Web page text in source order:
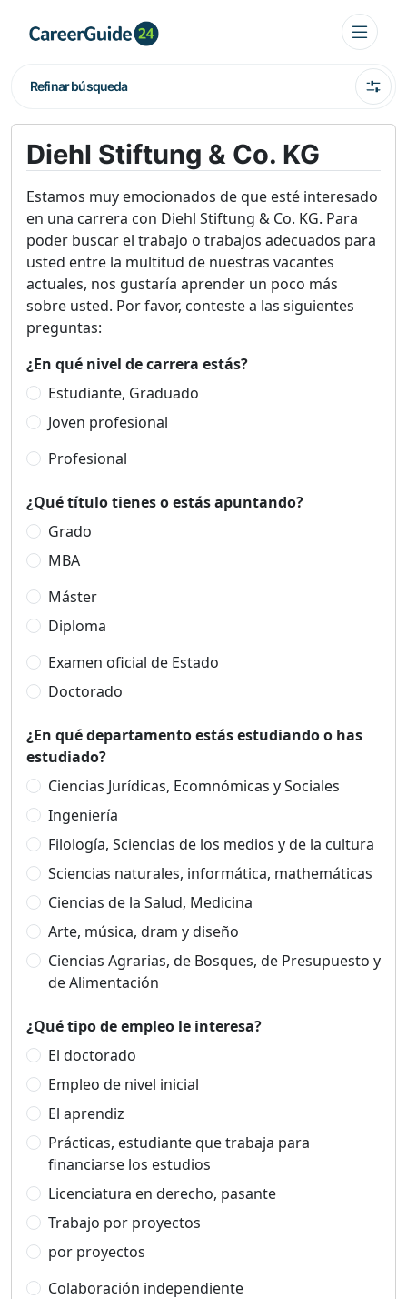
Refinar búsqueda
Diehl Stiftung & Co. KG
Estamos muy emocionados de que esté interesado
en una carrera con Diehl Stiftung & Co. KG. Para
poder buscar el trabajo o trabajos adecuados para
usted entre la multitud de nuestras vacantes
actuales, nos gustaría aprender un poco más
sobre usted. Por favor, conteste a las siguientes
preguntas:
¿En qué nivel de carrera estás?
Estudiante, Graduado
Joven profesional
Profesional
¿Qué título tienes o estás apuntando?
Grado
MBA
Máster
Diploma
Examen oficial de Estado
Doctorado
¿En qué departamento estás estudiando o has
estudiado?
Ciencias Jurídicas, Ecomnómicas y Sociales
Ingeniería
Filología, Sciencias de los medios y de la cultura
Sciencias naturales, informática, mathemáticas
Ciencias de la Salud, Medicina
Arte, música, dram y diseño
Ciencias Agrarias, de Bosques, de Presupuesto y
de Alimentación
¿Qué tipo de empleo le interesa?
El doctorado
Empleo de nivel inicial
El aprendiz
Prácticas, estudiante que trabaja para
financiarse los estudios
Licenciatura en derecho, pasante
Trabajo por proyectos
por proyectos
Colaboración independiente